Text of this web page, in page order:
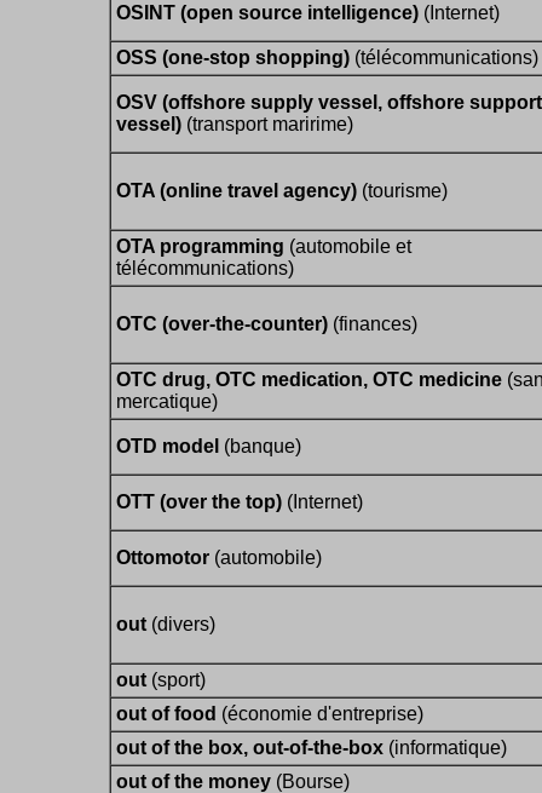
OSINT (open source intelligence) (Internet)
OSS (one-stop shopping) (télécommunications)
OSV (offshore supply vessel, offshore support
vessel) (transport maririme)
OTA (online travel agency) (tourisme)
OTA programming (automobile et
télécommunications)
OTC (over-the-counter) (finances)
OTC drug, OTC medication, OTC medicine
mercatique)
OTD model (banque)
OTT (over the top) (Internet)
Ottomotor (automobile)
out (divers)
out (sport)
out of food (économie d'entreprise)
out of the box, out-of-the-box (informatique)
out of the money (Bourse)